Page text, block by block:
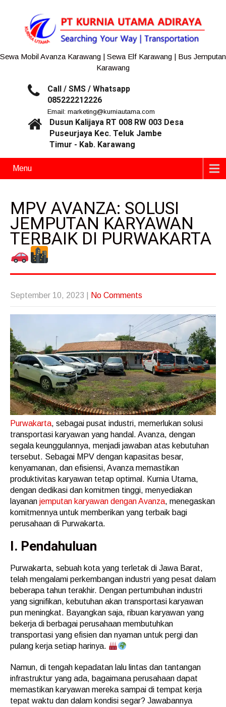
Sewa Mobil Avanza Karawang | Sewa Elf Karawang | Bus Jemputan
Karawang
Call / SMS / Whatsapp
085222212226
Email: marketing@kurniautama.com
Dusun Kalijaya RT 008 RW 003 Desa
Puseurjaya Kec. Teluk Jambe
Timur - Kab. Karawang
Menu
MPV AVANZA: SOLUSI
JEMPUTAN KARYAWAN
TERBAIK DI PURWAKARTA
September 10, 2023 No Comments
Purwakarta, sebagai pusat industri, memerlukan solusi
transportasi karyawan yang handal. Avanza, dengan
segala keunggulannya, menjadi jawaban atas kebutuhan
tersebut. Sebagai MPV dengan kapasitas besar,
kenyamanan, dan efisiensi, Avanza memastikan
produktivitas karyawan tetap optimal. Kurnia Utama,
dengan dedikasi dan komitmen tinggi, menyediakan
layanan jemputan karyawan dengan Avanza, menegaskan
komitmennya untuk memberikan yang terbaik bagi
perusahaan di Purwakarta.
I. Pendahuluan
Purwakarta, sebuah kota yang terletak di Jawa Barat,
telah mengalami perkembangan industri yang pesat dalam
beberapa tahun terakhir. Dengan pertumbuhan industri
yang signifikan, kebutuhan akan transportasi karyawan
pun meningkat. Bayangkan saja, ribuan karyawan yang
bekerja di berbagai perusahaan membutuhkan
transportasi yang efisien dan nyaman untuk pergi dan
pulang kerja setiap harinya.
Namun, di tengah kepadatan lalu lintas dan tantangan
infrastruktur yang ada, bagaimana perusahaan dapat
memastikan karyawan mereka sampai di tempat kerja
tepat waktu dan dalam kondisi segar? Jawabannya